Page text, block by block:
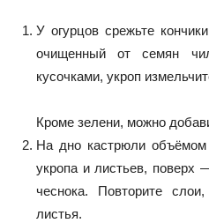
У огурцов срежьте
очищенный от семян
кусочками, укроп
Кроме зелени, можно
На дно кастрюли
укропа и листьев, поверх
чеснока. Повторите
листья.